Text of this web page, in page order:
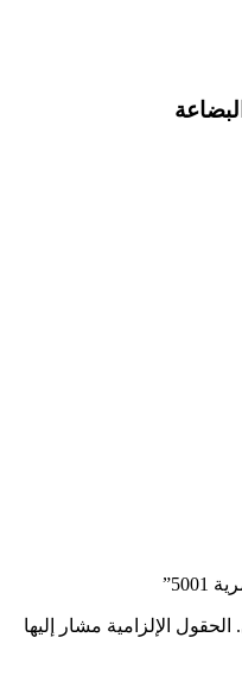
الحقول الإلزامية مشار إليها